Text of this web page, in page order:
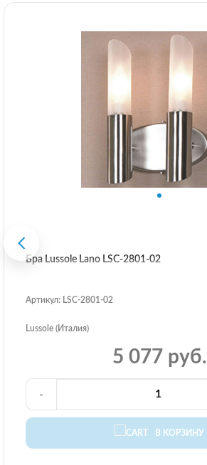
Бра Lussole Lano LSC-2801-02
Артикул: LSC-2801-02
Lussole (Италия)
5 077 руб.
В КОРЗИНУ
-